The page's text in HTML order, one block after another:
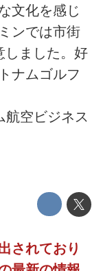
文化を感じ
ンでは市街
しました。好
ナムゴルフ
航空ビジネス
されており